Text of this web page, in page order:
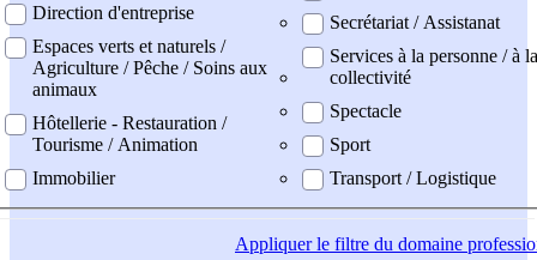
Direction d'entreprise
Espaces verts et naturels /
Agriculture / Pêche / Soins aux
animaux
Hôtellerie - Restauration /
Tourisme / Animation
Immobilier
Secrétariat / Assistanat
Services à la personne / à la
collectivité
Spectacle
Sport
Transport / Logistique
Appliquerle filtre du domaine